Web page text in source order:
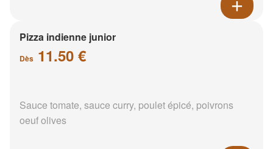
Pizza indienne junior
Dès 11.50 €
Sauce tomate, sauce curry, poulet épicé, poivrons
oeuf olives